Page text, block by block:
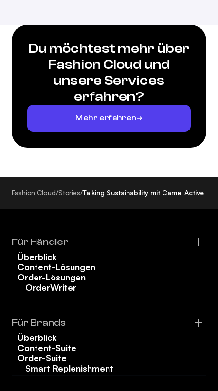
Du möchtest mehr über
Fashion Cloud und
unsere Services
erfahren?
Mehr erfahren
Fashion Cloud/Stories/Talking Sustainability mit Camel Active
Für Händler
Überblick
Content-Lösungen
Order-Lösungen
OrderWriter
Für Brands
Überblick
Content-Suite
Order-Suite
Smart Replenishment